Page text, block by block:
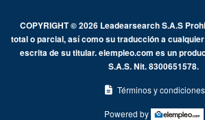
COPYRIGHT © 2026 Leadearsearch S.A.S
total o parcial, así como su traducción a
escrita de su titular. elempleo.com es un
S.A.S. Nit. 8300651578.
Términos y condiciones
Powered by